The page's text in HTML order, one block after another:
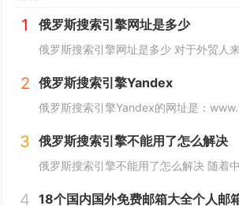
1 俄罗斯搜索引擎网址是多少
2 俄罗斯搜索引擎Yandex
3 俄罗斯搜索引擎不能用了怎么解决
4